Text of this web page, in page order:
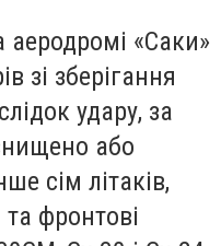
«Саки»
зі зберігання
удару, за
або
сім літаків,
фронтові